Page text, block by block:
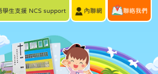
學生支援 NCS support 內聯網 聯絡我們